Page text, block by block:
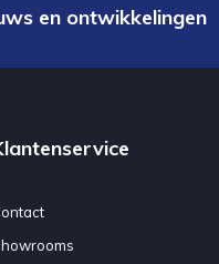
en ontwikkelingen